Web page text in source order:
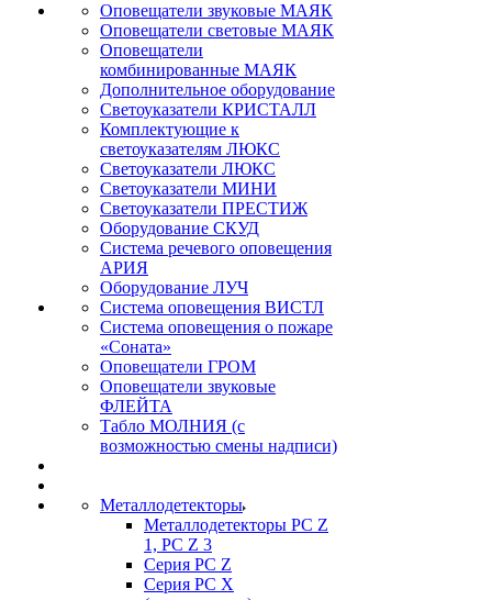
Оповещатели звуковые МАЯК
Оповещатели световые МАЯК
Оповещатели
комбинированные МАЯК
Дополнительное оборудование
Светоуказатели КРИСТАЛЛ
Комплектующие к
светоуказателям ЛЮКС
Светоуказатели ЛЮКС
Светоуказатели МИНИ
Светоуказатели ПРЕСТИЖ
Оборудование СКУД
Система речевого оповещения
АРИЯ
Оборудование ЛУЧ
Система оповещения ВИСТЛ
Система оповещения о пожаре
«Соната»
Оповещатели ГРОМ
Оповещатели звуковые
ФЛЕЙТА
Табло МОЛНИЯ (с
возможностью смены надписи)
Металлодетекторы
Металлодетекторы РС Z
1, PC Z 3
Серия РС Z
Серия РС X